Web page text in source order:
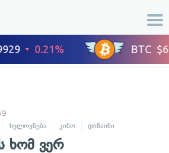
ხელოვნება კინო დიზაინი
ხომ ვერ